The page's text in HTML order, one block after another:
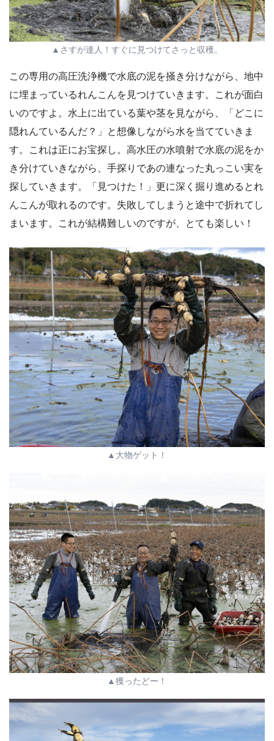
▲さすが達人！すぐに見つけてさっと収穫。
この専用の高圧洗浄機で水底の泥を掻き分けながら、地中
に埋まっているれんこんを見つけていきます。これが面白
いのですよ。水上に出ている葉や茎を見ながら、「どこに
隠れんているんだ？」と想像しながら水を当てていきま
す。これは正にお宝探し。高水圧の水噴射で水底の泥をか
き分けていきながら、手探りであの連なった丸っこい実を
探していきます。「見つけた！」更に深く掘り進めるとれ
んこんが取れるのです。失敗してしまうと途中で折れてし
まいます。これが結構難しいのですが、とても楽しい！
▲大物ゲット！
▲獲ったどー！